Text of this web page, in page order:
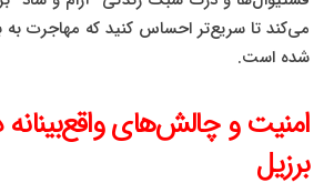
می‌کند تا سریع‌تر احساس کنید که مهاجرت به
شده است.
امنیت و چالش‌های
برزیل